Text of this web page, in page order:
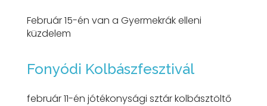
Február 15-én van a Gyermekrák elleni
küzdelem
Fonyódi Kolbászfesztivál
február 11-én jótékonysági sztár kolbásztöltő